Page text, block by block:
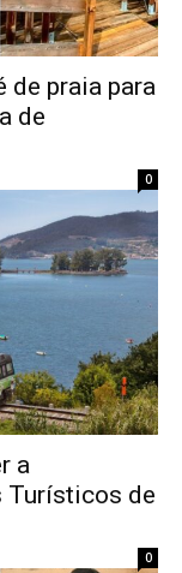
de praia para
de
0
a
Turísticos de
0